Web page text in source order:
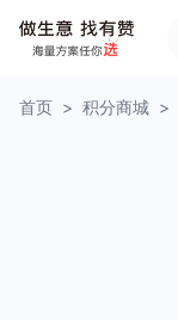
首页 > 积分商城 >